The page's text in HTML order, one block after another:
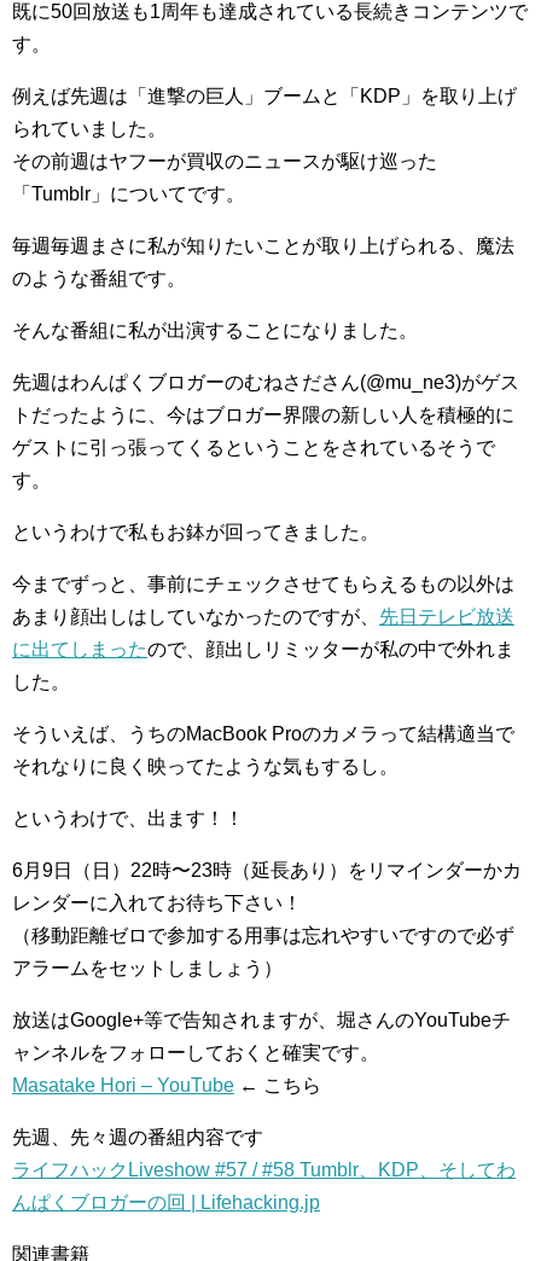
既に50回放送も1周年も達成されている長続きコンテンツで
す。
例えば先週は「進撃の巨人」ブームと「KDP」を取り上げ
られていました。
その前週はヤフーが買収のニュースが駆け巡った
「Tumblr」についてです。
毎週毎週まさに私が知りたいことが取り上げられる、魔法
のような番組です。
そんな番組に私が出演することになりました。
先週はわんぱくブロガーのむねさださん(@mu_ne3)がゲス
トだったように、今はブロガー界隈の新しい人を積極的に
ゲストに引っ張ってくるということをされているそうで
す。
というわけで私もお鉢が回ってきました。
今までずっと、事前にチェックさせてもらえるもの以外は
あまり顔出しはしていなかったのですが、 先日テレビ放送
に出てしまったので、顔出しリミッターが私の中で外れま
した。
そういえば、うちのMacBook Proのカメラって結構適当で
それなりに良く映ってたような気もするし。
というわけで、出ます！！
6月9日（日）22時〜23時（延長あり）をリマインダーかカ
レンダーに入れてお待ち下さい！
（移動距離ゼロで参加する用事は忘れやすいですので必ず
アラームをセットしましょう）
放送はGoogle+等で告知されますが、堀さんのYouTubeチ
ャンネルをフォローしておくと確実です。
Masatake Hori – YouTube ← こちら
先週、先々週の番組内容です
ライフハックLiveshow #57 / #58 Tumblr、KDP、そしてわ
んぱくブロガーの回 | Lifehacking.jp
関連書籍